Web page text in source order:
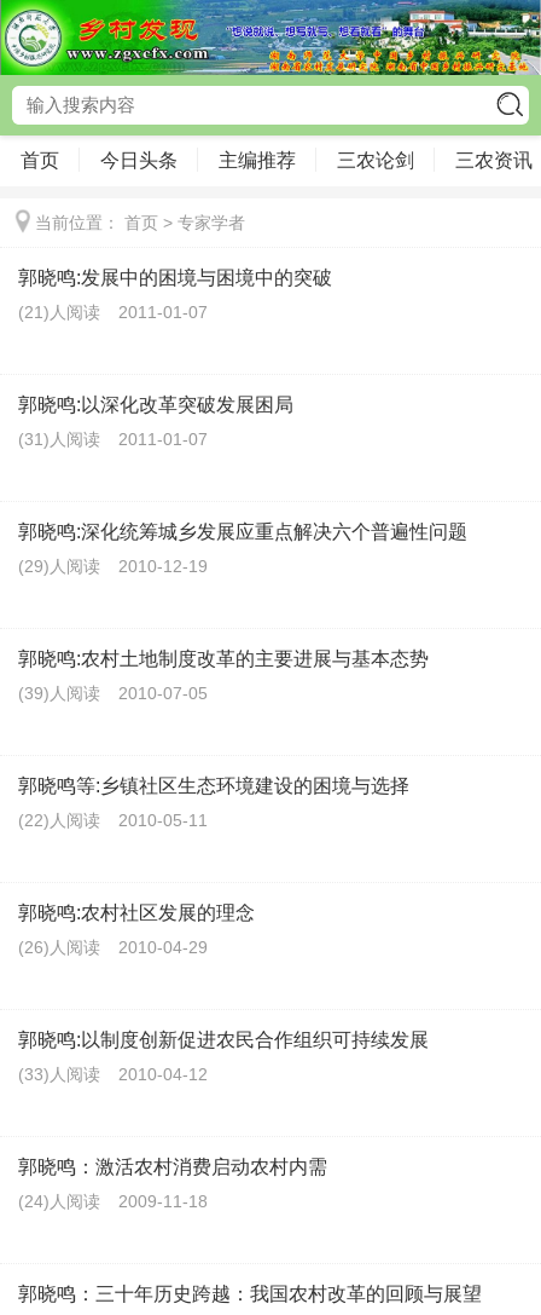
首页 今日头条 主编推荐 三农论剑 三农资讯
当前位置： 首页 > 专家学者
郭晓鸣:发展中的困境与困境中的突破
(21)人阅读 2011-01-07
郭晓鸣:以深化改革突破发展困局
(31)人阅读 2011-01-07
郭晓鸣:深化统筹城乡发展应重点解决六个普遍性问题
(29)人阅读 2010-12-19
郭晓鸣:农村土地制度改革的主要进展与基本态势
(39)人阅读 2010-07-05
郭晓鸣等:乡镇社区生态环境建设的困境与选择
(22)人阅读 2010-05-11
郭晓鸣:农村社区发展的理念
(26)人阅读 2010-04-29
郭晓鸣:以制度创新促进农民合作组织可持续发展
(33)人阅读 2010-04-12
郭晓鸣：激活农村消费启动农村内需
(24)人阅读 2009-11-18
郭晓鸣：三十年历史跨越：我国农村改革的回顾与展望